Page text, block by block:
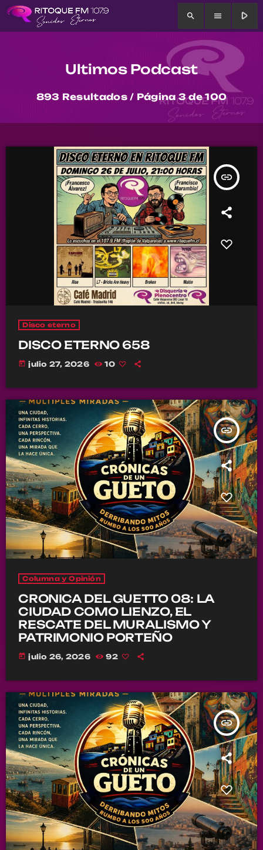
search menu play_arrow
Ultimos Podcast
893 Resultados / Página 3 de 100
insert_link
Disco eterno
DISCO ETERNO 658
today julio 27, 2026 10
insert_link
Columna y Opinión
CRONICA DEL GUETTO 08: LA
CIUDAD COMO LIENZO, EL
RESCATE DEL MURALISMO Y
PATRIMONIO PORTEÑO
today julio 26, 2026 92
insert_link